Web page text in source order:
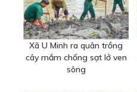
Xã U Minh ra quân trồng
cây mắm chống sạt lở ven
sông